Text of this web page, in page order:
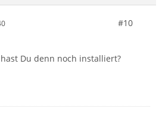
#10
Du denn noch installiert?